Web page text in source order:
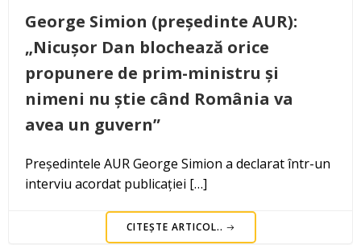
George Simion (președinte AUR):
„Nicușor Dan blochează orice
propunere de prim-ministru și
nimeni nu știe când România va
avea un guvern”
Președintele AUR George Simion a declarat într-un
interviu acordat publicației […]
CITEȘTE ARTICOL..